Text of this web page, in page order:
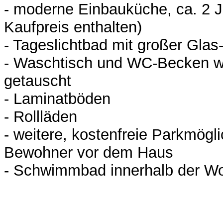
- moderne Einbauküche, ca. 2
Kaufpreis enthalten)
- Tageslichtbad mit großer
- Waschtisch und WC-Becken
getauscht
- Laminatböden
- Rollläden
- weitere, kostenfreie
Bewohner vor dem Haus
- Schwimmbad innerhalb der